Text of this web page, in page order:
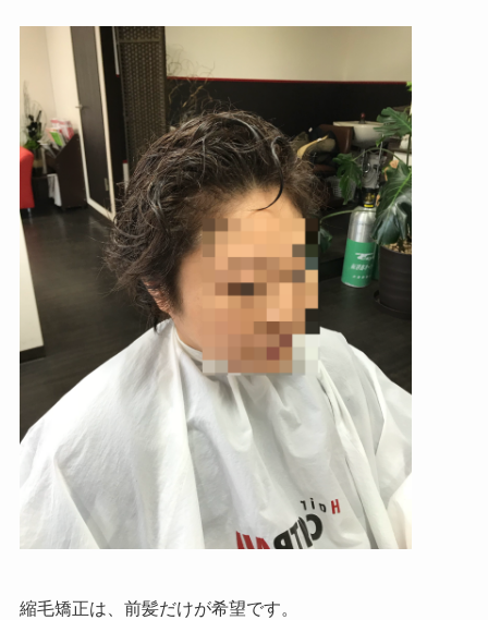
縮毛矯正は、前髪だけが希望です。